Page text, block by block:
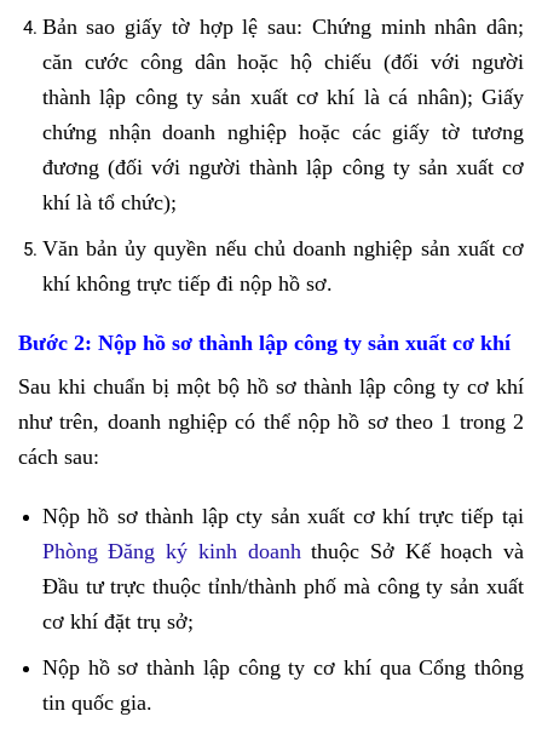
Bản sao giấy tờ hợp lệ sau: Chứng minh nhân dân;
căn cước công dân hoặc hộ chiếu (đối với người
thành lập công ty sản xuất cơ khí là cá nhân); Giấy
chứng nhận doanh nghiệp hoặc các giấy tờ tương
đương (đối với người thành lập công ty sản xuất cơ
khí là tổ chức);
Văn bản ủy quyền nếu chủ doanh nghiệp sản xuất cơ
khí không trực tiếp đi nộp hồ sơ.
Bước 2: Nộp hồ sơ thành lập công ty sản xuất cơ khí
Sau khi chuẩn bị một bộ hồ sơ thành lập công ty cơ khí
như trên, doanh nghiệp có thể nộp hồ sơ theo 1 trong 2
cách sau:
Nộp hồ sơ thành lập cty sản xuất cơ khí trực tiếp tại
Phòng Đăng ký kinh doanh thuộc Sở Kế hoạch và
Đầu tư trực thuộc tỉnh/thành phố mà công ty sản xuất
cơ khí đặt trụ sở;
Nộp hồ sơ thành lập công ty cơ khí qua Cổng thông
tin quốc gia.